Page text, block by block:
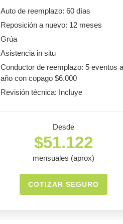
Auto de reemplazo: 60 días
Reposición a nuevo: 12 meses
Grúa
Asistencia in situ
Conductor de reemplazo: 5 eventos
año con copago $6.000
Revisión técnica: Incluye
Desde
$51.122
mensuales (aprox)
COTIZAR SEGURO